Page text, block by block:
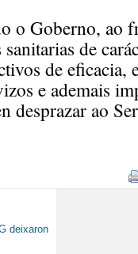
o Goberno, ao
de
de eficacia,
e ademais
desprazar ao
deixaron